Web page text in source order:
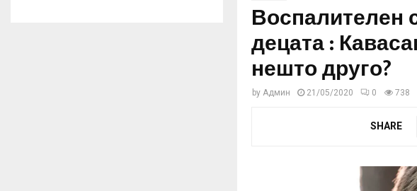
Воспалителен
децата :
нешто друго?
by Админ 21/05/2020 0 738
SHARE